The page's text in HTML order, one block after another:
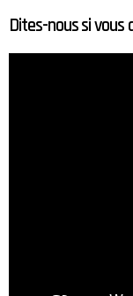
Dites-nous si